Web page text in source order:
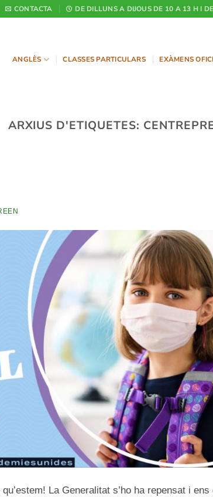
CONTACTA DE DILLUNS A DIJOUS DE 10 A 13 H I
ANGLÈS CLASSES PARTICULARS EXÀMENS
ARXIUS D'ETIQUETES:
La Generalitat s’ho ha repensat i